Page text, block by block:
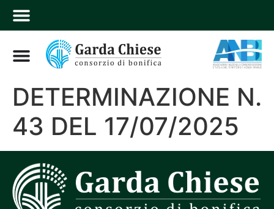
DETERMINAZIONE N.
43 DEL 17/07/2025